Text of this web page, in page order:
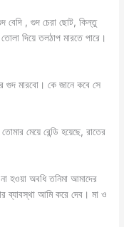
বেদি , গুদ চেরা ছোট, কিন্তু
দিয়ে তলঠাপ মারতে পারে।
গুদ মারবো। কে জানে কবে সে
মেয়ে রেন্ডি হয়েছে, রাতের
হওয়া অবধি তনিমা আমাদের
ব্যাবস্থা আমি করে দেব। মা ও